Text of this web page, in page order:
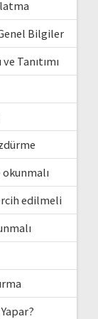
Bilgiler
Tanıtımı
edilmeli